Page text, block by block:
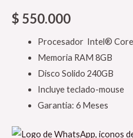
$ 550.000
Procesador Intel®
Memoria RAM 8GB
Disco Solido 240GB
Incluye teclado-mouse
Garantia: 6 Meses